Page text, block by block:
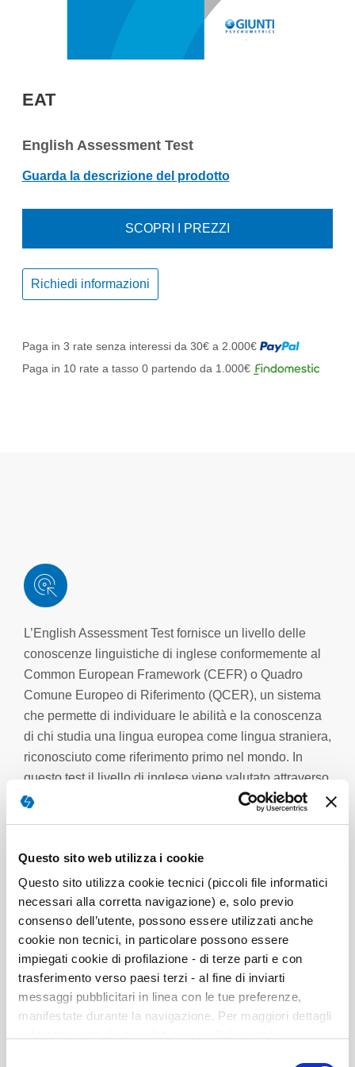
Questo sito web utilizza i cookie
Questo sito utilizza cookie tecnici (piccoli file informatici
necessari alla corretta navigazione) e, solo previo
consenso dell’utente, possono essere utilizzati anche
cookie non tecnici, in particolare possono essere
impiegati cookie di profilazione - di terze parti e con
trasferimento verso paesi terzi - al fine di inviarti
messaggi pubblicitari in linea con le tue preferenze,
manifestate durante la navigazione. Per maggiori dettagli
EAT
English Assessment Test
Guarda la descrizione del prodotto
SCOPRI I PREZZI
Richiedi informazioni
Paga in 3 rate senza interessi da 30€ a 2.000€
Paga in 10 rate a tasso 0 partendo da 1.000€
L’English Assessment Test fornisce un livello delle
conoscenze linguistiche di inglese conformemente al
Common European Framework (CEFR) o Quadro
Comune Europeo di Riferimento (QCER), un sistema
che permette di individuare le abilità e la conoscenza
di chi studia una lingua europea come lingua straniera,
riconosciuto come riferimento primo nel mondo. In
questo test il livello di inglese viene valutato attraverso
una serie di domande scritte con risposte a scelta
domande di comprensione di un testo scritto (lettura). Il
grado di abilità si identifica con le lettere A, B e C.
STRUTTURA